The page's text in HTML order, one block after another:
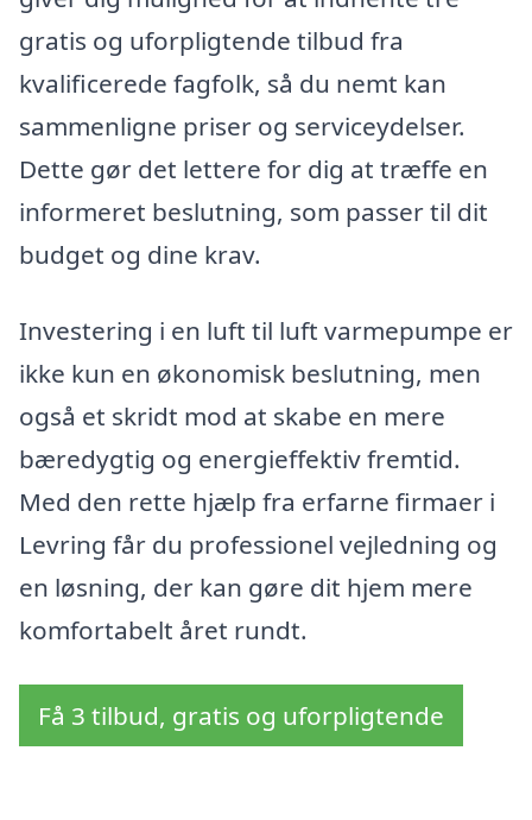
gratis og uforpligtende tilbud fra
kvalificerede fagfolk, så du nemt kan
sammenligne priser og serviceydelser.
Dette gør det lettere for dig at træffe en
informeret beslutning, som passer til dit
budget og dine krav.
Investering i en luft til luft varmepumpe er
ikke kun en økonomisk beslutning, men
også et skridt mod at skabe en mere
bæredygtig og energieffektiv fremtid.
Med den rette hjælp fra erfarne firmaer i
Levring får du professionel vejledning og
en løsning, der kan gøre dit hjem mere
komfortabelt året rundt.
Få 3 tilbud, gratis og uforpligtende